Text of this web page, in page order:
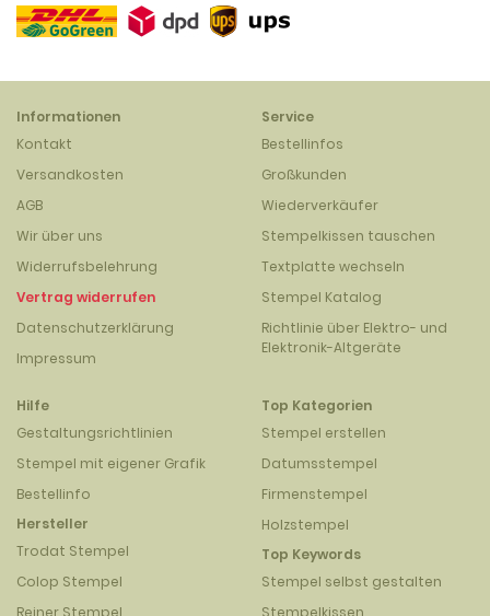
Informationen
Kontakt
Versandkosten
AGB
Wir über uns
Widerrufsbelehrung
Vertrag widerrufen
Datenschutzerklärung
Impressum
Service
Bestellinfos
Großkunden
Wiederverkäufer
Stempelkissen tauschen
Textplatte wechseln
Stempel Katalog
Richtlinie über Elektro- und
Elektronik-Altgeräte
Hilfe
Gestaltungsrichtlinien
Stempel mit eigener Grafik
Bestellinfo
Hersteller
Trodat Stempel
Colop Stempel
Reiner Stempel
Top Kategorien
Stempel erstellen
Datumsstempel
Firmenstempel
Holzstempel
Top Keywords
Stempel selbst gestalten
Stempelkissen